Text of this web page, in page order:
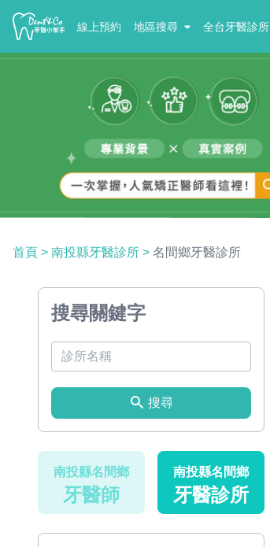
線上預約 地區搜尋 全台牙醫診所
首頁 > 南投縣牙醫診所 > 名間鄉牙醫診所
搜尋關鍵字
搜尋
南投縣名間鄉
牙醫師
南投縣名間鄉
牙醫診所